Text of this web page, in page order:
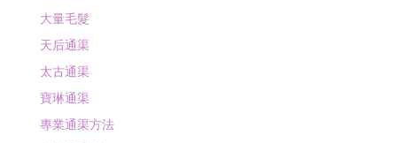
大量毛髮
天后通渠
太古通渠
寶琳通渠
專業通渠方法